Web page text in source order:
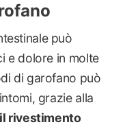
può
e dolore in molte
di garofano può
grazie alla
rivestimento